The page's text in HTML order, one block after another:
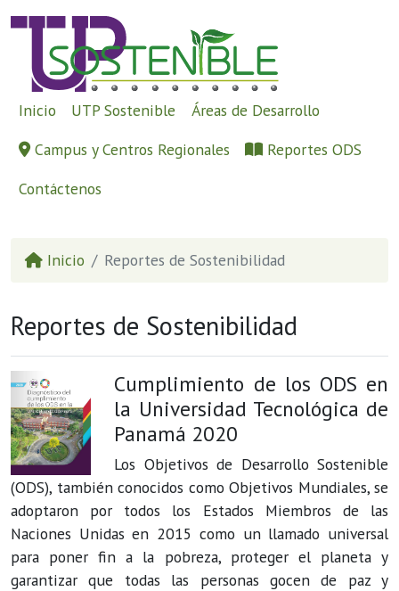
Inicio UTP Sostenible
Áreas de Desarrollo
Campus y Centros Regionales
Reportes ODS
Contáctenos
Inicio Reportes de Sostenibilidad
Reportes de Sostenibilidad
Cumplimiento de los ODS en
la Universidad Tecnológica de
Panamá 2020
Los Objetivos de Desarrollo Sostenible
(ODS), también conocidos como Objetivos Mundiales, se
adoptaron por todos los Estados Miembros de las
Naciones Unidas en 2015 como un llamado universal
para poner fin a la pobreza, proteger el planeta y
garantizar que todas las personas gocen de paz y